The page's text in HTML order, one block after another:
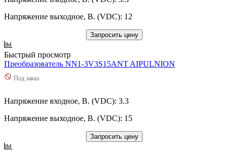
Напряжение выходное, В. (VDC): 12
Запросить цену
Быстрый просмотр
Преобразователь NN1-3V3S15ANT AIPULNION
Под заказ
Напряжение входное, В. (VDC): 3.3
Напряжение выходное, В. (VDC): 15
Запросить цену